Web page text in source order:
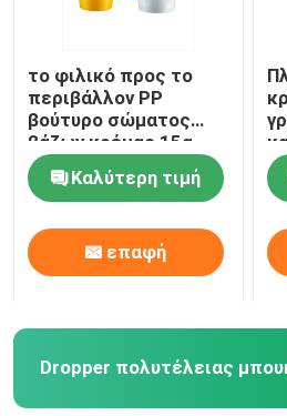
το φιλικό προς το
περιβάλλον PP
βούτυρο σώματος
βάζων κρέμας 15g
30g 50g τρίβει τα
καλλυντικά βάζα
βάζων
Καλύτερη τιμή
επαφή
Dropper πολυτέλειας